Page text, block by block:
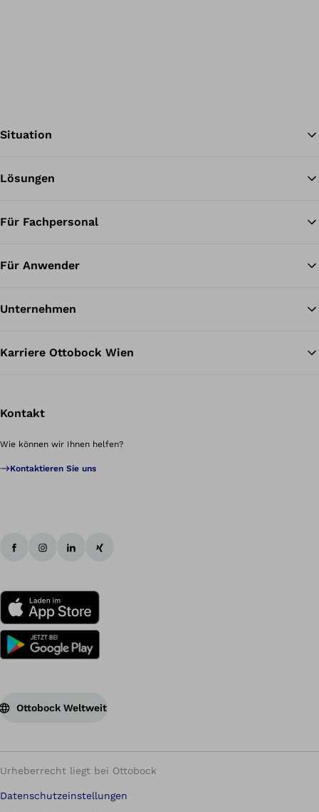
Situation
Lösungen
Für Fachpersonal
Für Anwender
Unternehmen
Karriere Ottobock Wien
Kontakt
Wie können wir Ihnen helfen?
Kontaktieren Sie uns
Ottobock Weltweit
Urheberrecht liegt bei Ottobock
Datenschutzeinstellungen